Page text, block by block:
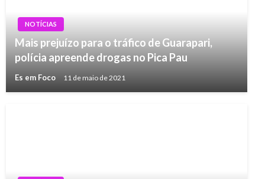
NOTÍCIAS
Mais prejuízo para o tráfico de Guarapari,
polícia apreende drogas no Pica Pau
Es em Foco 11 de maio de 2021